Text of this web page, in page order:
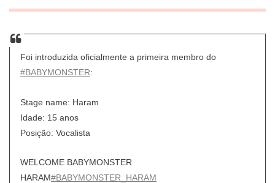
Foi introduzida oficialmente a primeira membro do
#BABYMONSTER:
Stage name: Haram
Idade: 15 anos
Posição: Vocalista
WELCOME BABYMONSTER
HARAM#BABYMONSTER_HARAM